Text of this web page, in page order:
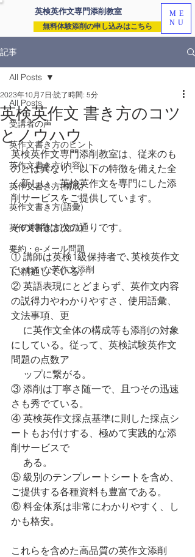
英検英作文専門添削教室
無料体験添削の申し込みはこちら
ME
NU
記事
All Posts
受講者の声
英作文書き方のヒント
英作文書き方(内容)
英作文書き方(構成)
英作文書き方(語彙)
英作文書き方(文法)
要約・e-メール問題
ていねいな英作文添削
All Posts
英検英作文 書き方のコツ
とノウハウ
2023年10月7日 読了時間: 5分
英検英作文専門添削教室は、従来のも
のとは異なり、以下の特徴を備えた全
く新しい、英検英作文を専門にした添
削サービスをご提供しています。
その特徴は次の通りです。
① 講師は英検1級保持者で､英検英作文
に精通している。
② 英語表現にとどまらず、英作文内容
の説得力やわかりやすさ、使用語彙、
文法事項、更
に英作文全体の構成等も添削の対象
にしている。従って、英検試験英作文
問題の点数ア
     ップに繋がる。
③ 添削は丁寧さ随一で、且つその迅速
さも秀でている。
④ 英検英作文採点基準に則した採点シ
ートもお付けする、極めて実践的な添
削サービスで
     ある。
⑤ 級別のテンプレートシートを含め、
ご提供する各種資料も豊富である。
⑥ 料金体系は非常にわかりやすく、し
かも格安。
これらを含めた高品質の英作文添削